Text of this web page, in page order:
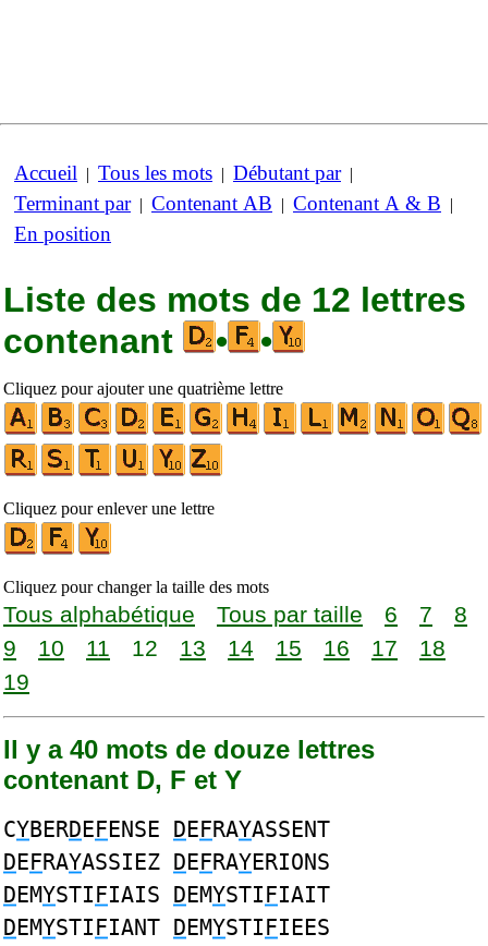
Accueil | Tous les mots | Débutant par|
Terminant par| Contenant AB | Contenant A & B |
En position
Liste des mots de 12 lettres
contenant
• •
Cliquez pour ajouter une quatrième lettre
Cliquez pour enlever une lettre
Cliquez pour changer la taille des mots
Tous alphabétique Tous par taille 6 7
8
9
10 11 12 13 14 15 16 17
18
19
Il y a 40 mots de douze lettres
contenant D, F et Y
CYBERDEFENSE DEFRAYASSENT
DEFRAYASSIEZ DEFRAYERIONS
DEMYSTIFIAIS DEMYSTIFIAIT
DEMYSTIFIANT DEMYSTIFIEES